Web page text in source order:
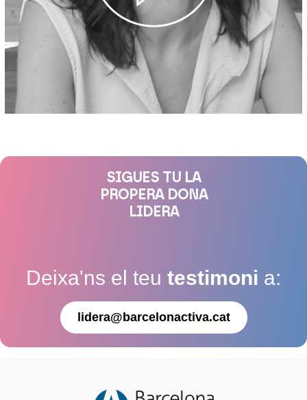
SIGUES TU LA
PROPERA DONA
LIDERA
Deixa'ns el teu testimoni a:
lidera@barcelonactiva.cat